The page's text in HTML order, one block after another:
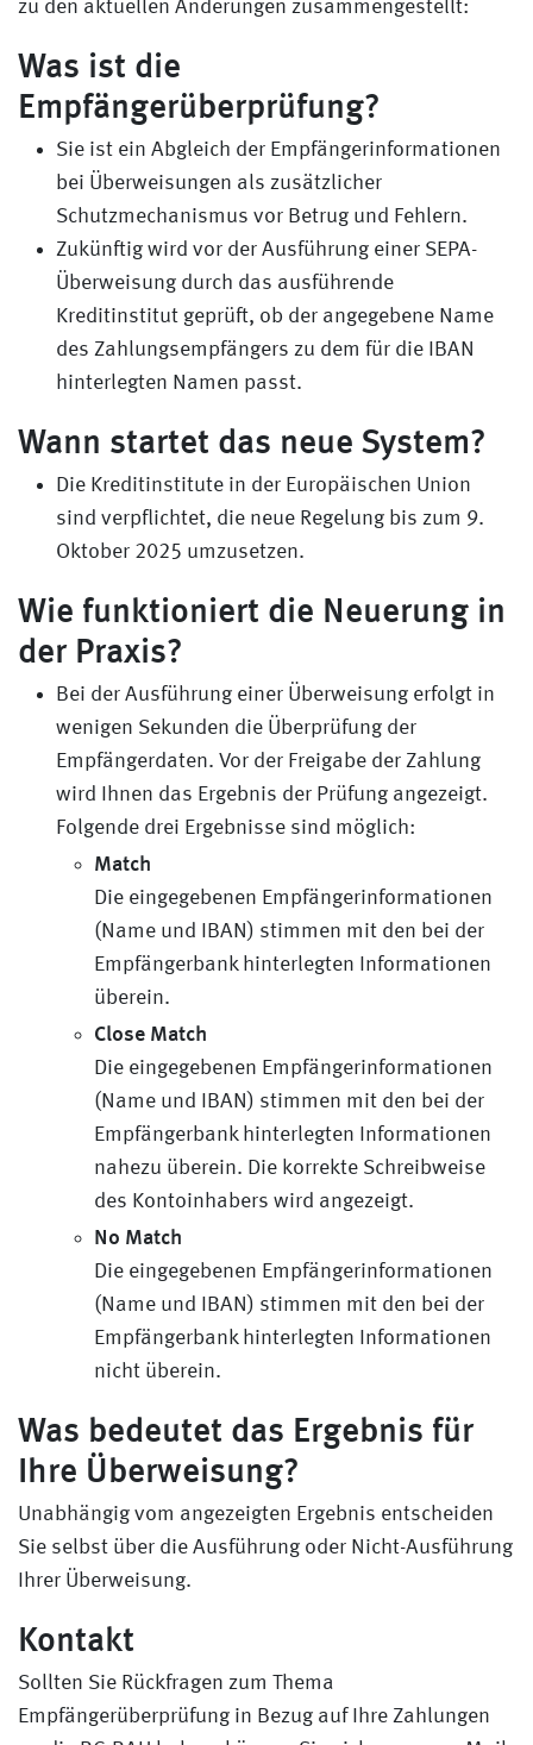
zu den aktuellen Änderungen zusammengestellt:
Was ist die
Empfängerüberprüfung?
Sie ist ein Abgleich der Empfängerinformationen
bei Überweisungen als zusätzlicher
Schutzmechanismus vor Betrug und Fehlern.
Zukünftig wird vor der Ausführung einer SEPA-
Überweisung durch das ausführende
Kreditinstitut geprüft, ob der angegebene Name
des Zahlungsempfängers zu dem für die IBAN
hinterlegten Namen passt.
Wann startet das neue System?
Die Kreditinstitute in der Europäischen Union
sind verpflichtet, die neue Regelung bis zum 9.
Oktober 2025 umzusetzen.
Wie funktioniert die Neuerung in
der Praxis?
Bei der Ausführung einer Überweisung erfolgt in
wenigen Sekunden die Überprüfung der
Empfängerdaten. Vor der Freigabe der Zahlung
wird Ihnen das Ergebnis der Prüfung angezeigt.
Folgende drei Ergebnisse sind möglich:
Match
Die eingegebenen Empfängerinformationen
(Name und IBAN) stimmen mit den bei der
Empfängerbank hinterlegten Informationen
überein.
Close Match
Die eingegebenen Empfängerinformationen
(Name und IBAN) stimmen mit den bei der
Empfängerbank hinterlegten Informationen
nahezu überein. Die korrekte Schreibweise
des Kontoinhabers wird angezeigt.
No Match
Die eingegebenen Empfängerinformationen
(Name und IBAN) stimmen mit den bei der
Empfängerbank hinterlegten Informationen
nicht überein.
Was bedeutet das Ergebnis für
Ihre Überweisung?
Unabhängig vom angezeigten Ergebnis entscheiden
Sie selbst über die Ausführung oder Nicht-Ausführung
Ihrer Überweisung.
Kontakt
Sollten Sie Rückfragen zum Thema
Empfängerüberprüfung in Bezug auf Ihre Zahlungen